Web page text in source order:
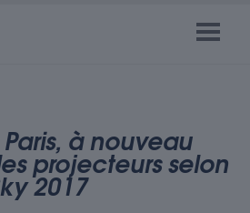
à nouveau
projecteurs selon
2017